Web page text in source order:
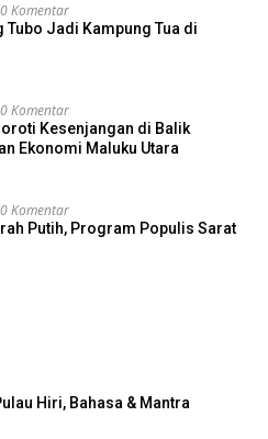
0 Komentar
Tubo Jadi Kampung Tua di
0 Komentar
Kesenjangan di Balik
Ekonomi Maluku Utara
0 Komentar
Putih, Program Populis Sarat
Hiri, Bahasa & Mantra